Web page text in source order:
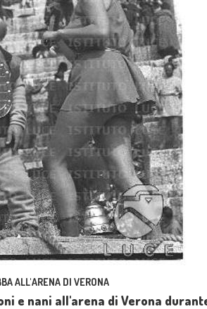
ALL'ARENA DI VERONA
e nani all'arena di Verona